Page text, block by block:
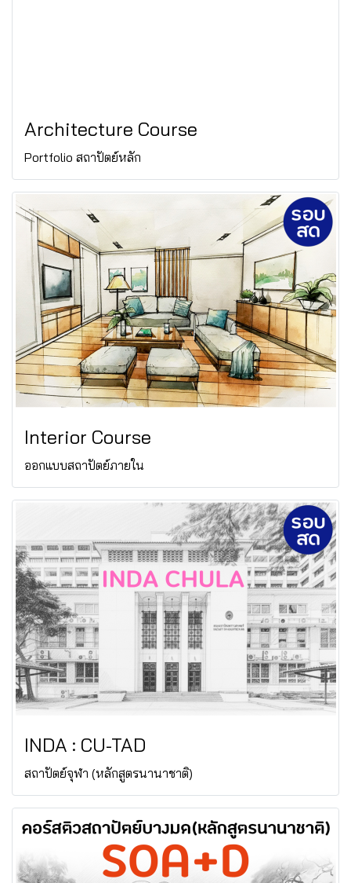
Architecture Course
Portfolio สถาปัตย์หลัก
Interior Course
ออกแบบสถาปัตย์ภายใน
INDA : CU-TAD
สถาปัตย์จุฬา (หลักสูตรนานาชาติ)